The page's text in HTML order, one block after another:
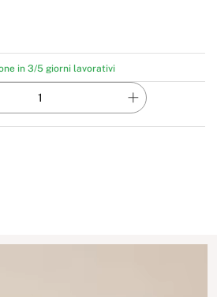
in 3/5 giorni lavorativi